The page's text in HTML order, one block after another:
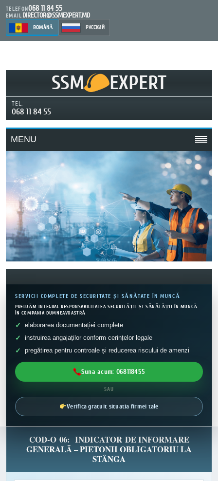
TELEFON068 11 84 55
EMAIL DIRECTOR@SSMEXPERT.MD
ROMÂNĂ РУССКИЙ
SSM EXPERT
TEL.
068 11 84 55
MENU
SERVICII COMPLETE DE SECURITATE ȘI SĂNĂTATE ÎN MUNCĂ
PRELUĂM INTEGRAL RESPONSABILITATEA SECURITĂȚII ȘI SĂNĂTĂȚII ÎN MUNCĂ
ÎN COMPANIA DUMNEAVOASTRĂ
elaborarea documentației complete
instruirea angajaților conform cerințelor legale
pregătirea pentru controale și reducerea riscului de amenzi
Suna acum: 068118455
SAU
Verifica gratuit situatia firmei tale
COD-O 06: INDICATOR DE INFORMARE
GENERALĂ – PIETONII OBLIGATORIU LA
STÂNGA